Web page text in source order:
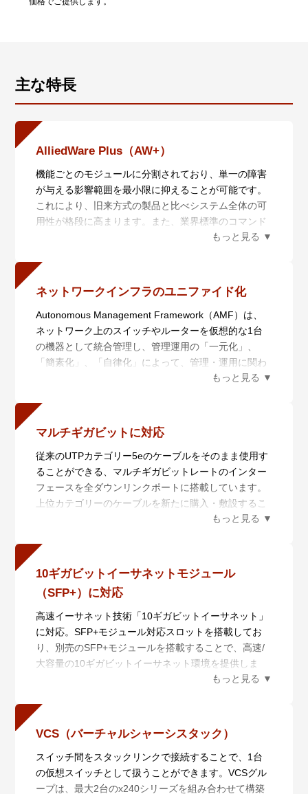
主な特長
AlliedWare Plus（AW+）
機能ごとのモジュールに分割されており、単一の障害
が与える影響範囲を最小限に抑えることが可能です。
これにより、旧来方式の製品と比べシステム全体の可
用性が格段に高まります。また、業界標準のコマンド
体系に準拠し、他社製品からの移行においても、エン
とができます。
ネットワークインフラのユニファイド化
Autonomous Management Framework（AMF）は、
ネットワーク上のスイッチやルーターを仮想的な1台
の機器として統合管理し、管理運用の「一元化」、
「簡素化」、「自律化」によって、管理・運用に関わ
るコストの削減を実現するネットワーク仮想化機能で
管理されるAMF Plusメンバーからなり、6つの機能に
よりネットワークの統合管理を行います。
また、AMF Plusは日々ネットワークの状態を収集分析
によって学習し、AT-Vista Manager EXと組み合わせ
てお使いいただくことで、あらかじめ定義されたポリ
シーを用いて自動的にネットワークを最適な状態に保
ちます。蓄積したデータを数値化することにより、担
当者の経験で行われていた業務を平易な作業に落とし
・一元管理（セントライズドマネージメント）
AMF Plusマスターから多数のAMF Plusメンバーを一
・自動構築（オートレジリエントコネクション）
AMF Plusネットワークの自動構築およびAMF Plusメ
ンバーの自動認識を行います。
・自動復旧（スマートプロビジョニング）
AMF Plusメンバー設置時の自動設定（ゼロタッチイン
ストレーション）、AMF Plusメンバー故障時における
Plusメンバーに対するファームウェアの一括アップグ
レードや設定変更、一括バックアップを行います。
・非AMF Plus装置対応（ワイドエリアバーチャルリン
ク）
非AMF Plus装置の混在や広域商用回線を介したAMF
Plusネットワークの構築が可能です。
マルチギガビットに対応
従来のUTPカテゴリー5eのケーブルをそのまま使用す
ることができる、マルチギガビットレートのインター
フェースを全ダウンリンクポートに搭載しています。
上位カテゴリーのケーブルを新たに購入・敷設するこ
となく、2.5GBASE-Tまたは5GBASE-Tの通信が可能
10ギガビットイーサネットモジュール
（SFP+）に対応
高速イーサネット技術「10ギガビットイーサネット」
に対応。SFP+モジュール対応スロットを搭載してお
り、別売のSFP+モジュールを搭載することで、高速/
大容量の10ギガビットイーサネット環境を提供しま
VCS（バーチャルシャーシスタック）
スイッチ間をスタックリンクで接続することで、1台
の仮想スイッチとして扱うことができます。VCSグル
ープは、最大2台のx240シリーズを組み合わせて構築